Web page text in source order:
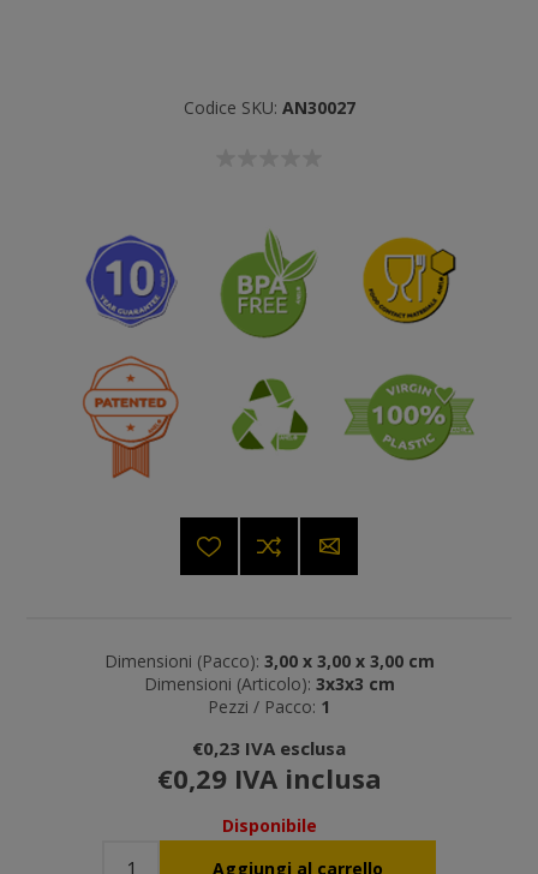
Codice SKU: AN30027
Dimensioni (Pacco): 3,00 x 3,00 x 3,00 cm
Dimensioni (Articolo): 3x3x3 cm
Pezzi / Pacco: 1
€0,23 IVA esclusa
€0,29 IVA inclusa
Disponibile